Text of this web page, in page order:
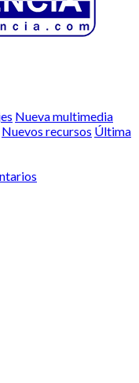
Nueva multimedia
Nuevos recursos Última